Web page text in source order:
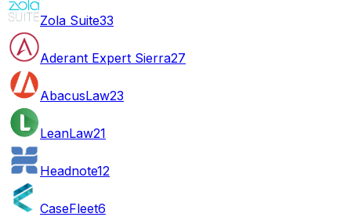
Zola Suite33
Aderant Expert Sierra27
AbacusLaw23
LeanLaw21
Headnote12
CaseFleet6